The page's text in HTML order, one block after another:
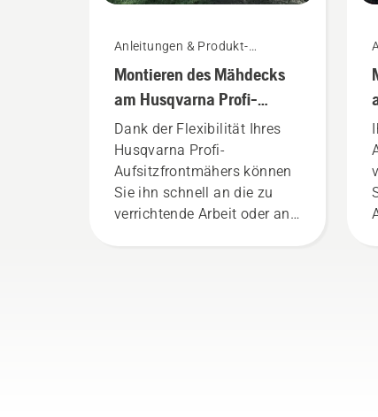
Anleitungen & Produkt-
Montieren des Mähdecks
am Husqvarna Profi-
Aufsitzfrontmäher
Dank der Flexibilität Ihres
Husqvarna Profi-
Aufsitzfrontmähers können
Sie ihn schnell an die zu
verrichtende Arbeit oder an